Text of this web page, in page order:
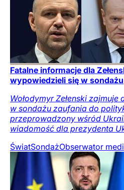
Fatalne informacje dla
wypowiedzieli się w sondażu
Wołodymyr Zełenski
w sondażu zaufania do
przeprowadzony wśród
wiadomość dla prezydenta
ŚwiatSondażObserwator